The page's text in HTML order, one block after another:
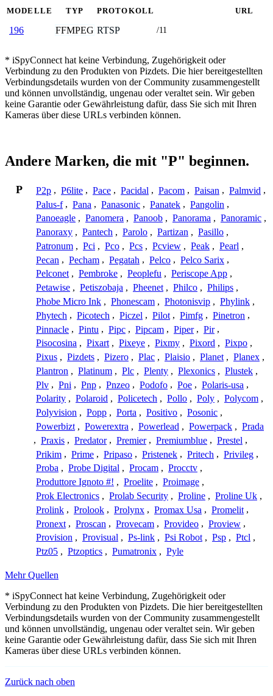
MODELLE TYP PROTOKOLL URL
196 FFMPEG RTSP /11
* iSpyConnect hat keine Verbindung, Zugehörigkeit oder
Verbindung zu den Produkten von Pizdets. Die hier bereitgestellten
Verbindungsdetails wurden von der Community zusammengestellt
und können unvollständig, ungenau oder veraltet sein. Wir geben
keine Garantie oder Gewährleistung dafür, dass Sie sich mit Ihren
Kameras über diese URLs verbinden können.
Andere Marken, die mit "P" beginnen.
P P2p , P6lite , Pace , Pacidal , Pacom , Paisan , Palmvid ,
Palus-f , Pana , Panasonic , Panatek , Pangolin ,
Panoeagle , Panomera , Panoob , Panorama , Panoramic ,
Panoraxy , Pantech , Parolo , Partizan , Pasillo ,
Patronum , Pci , Pco , Pcs , Pcview , Peak , Pearl ,
Pecan , Pecham , Pegatah , Pelco , Pelco Sarix ,
Pelconet , Pembroke , Peoplefu , Periscope App ,
Petawise , Petiszobaja , Pheenet , Philco , Philips ,
Phobe Micro Ink , Phonescam , Photonisvip , Phylink ,
Phytech , Picotech , Piczel , Pilot , Pimfg , Pinetron ,
Pinnacle , Pintu , Pipc , Pipcam , Piper , Pir ,
Pisocosina , Pixart , Pixeye , Pixmy , Pixord , Pixpo ,
Pixus , Pizdets , Pizero , Plac , Plaisio , Planet , Planex ,
Plantron , Platinum , Plc , Plenty , Plexonics , Plustek ,
Plv , Pni , Pnp , Pnzeo , Podofo , Poe , Polaris-usa ,
Polarity , Polaroid , Policetech , Pollo , Poly , Polycom ,
Polyvision , Popp , Porta , Positivo , Posonic ,
Powerbizt , Powerextra , Powerlead , Powerpack , Prada
, Praxis , Predator , Premier , Premiumblue , Prestel ,
Prikim , Prime , Pripaso , Pristenek , Pritech , Privileg ,
Proba , Probe Digital , Procam , Procctv ,
Produttore Ignoto #! , Proelite , Proimage ,
Prok Electronics , Prolab Security , Proline , Proline Uk ,
Prolink , Prolook , Prolynx , Promax Usa , Promelit ,
Pronext , Proscan , Provecam , Provideo , Proview ,
Provision , Provisual , Ps-link , Psi Robot , Psp , Ptcl ,
Ptz05 , Ptzoptics , Pumatronix , Pyle
Mehr Quellen
* iSpyConnect hat keine Verbindung, Zugehörigkeit oder
Verbindung zu den Produkten von Pizdets. Die hier bereitgestellten
Verbindungsdetails wurden von der Community zusammengestellt
und können unvollständig, ungenau oder veraltet sein. Wir geben
keine Garantie oder Gewährleistung dafür, dass Sie sich mit Ihren
Kameras über diese URLs verbinden können.
Zurück nach oben